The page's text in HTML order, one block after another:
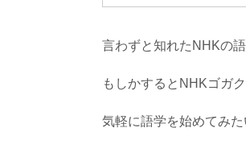
言わずと知れたNHKの
もしかするとNHKゴガ
気軽に語学を始めてみ